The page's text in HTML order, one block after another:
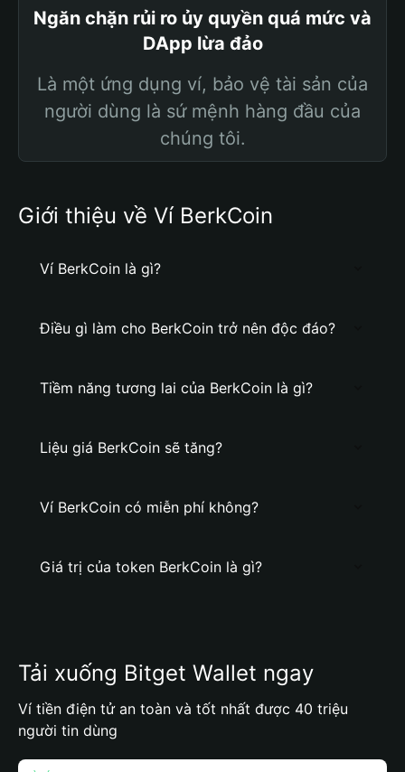
Ngăn chặn rủi ro ủy quyền quá mức và
DApp lừa đảo
Là một ứng dụng ví, bảo vệ tài sản của
người dùng là sứ mệnh hàng đầu của
chúng tôi.
Giới thiệu về Ví BerkCoin
Ví BerkCoin là gì?
Điều gì làm cho BerkCoin trở nên độc đáo?
Tiềm năng tương lai của BerkCoin là gì?
Liệu giá BerkCoin sẽ tăng?
Ví BerkCoin có miễn phí không?
Giá trị của token BerkCoin là gì?
Tải xuống Bitget Wallet ngay
Ví tiền điện tử an toàn và tốt nhất được 40 triệu
người tin dùng